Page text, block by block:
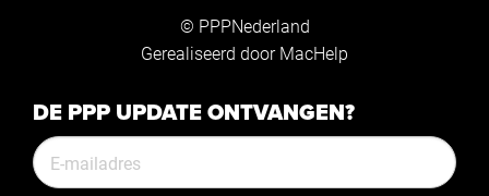
© PPPNederland
Gerealiseerd doorMacHelp
DE PPP UPDATE ONTVANGEN?